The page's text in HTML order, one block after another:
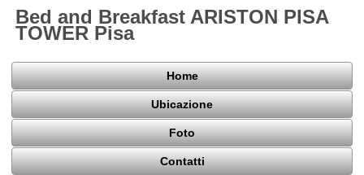
Bed and Breakfast ARISTON PISA
TOWER Pisa
Home
Ubicazione
Foto
Contatti